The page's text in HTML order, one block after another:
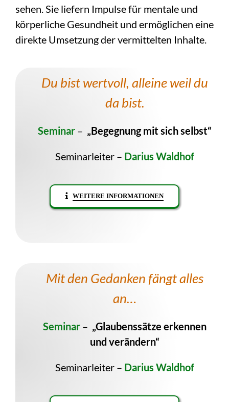
sehen. Sie liefern Impulse für mentale und
körperliche Gesundheit und ermöglichen eine
direkte Umsetzung der vermittelten Inhalte.
Du bist wertvoll, alleine weil du
da bist.
Seminar – „Begegnung mit sich selbst“
Seminarleiter – Darius Waldhof
WEITERE INFORMATIONEN
Mit den Gedanken fängt alles
an…
Seminar – „Glaubenssätze erkennen
und verändern“
Seminarleiter – Darius Waldhof